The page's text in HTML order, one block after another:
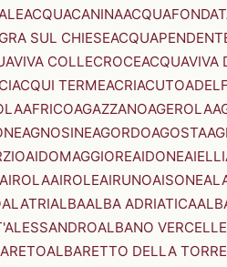
ACQUACANINA
SUL CHIESE
COLLECROCEACQUAVIVA
ACQUI TERMEACRIACUTO
AFRICOAGAZZANOAGEROLA
AGNOSINEAGORDOAGOSTA
AIDOMAGGIOREAIDONEAIELLI
AIROLAAIROLEAIRUNOAISONE
ALATRIALBAALBA ADRIATICA
ALBANO
ALBARETTO DELLA TORRE